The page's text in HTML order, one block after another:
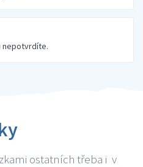
nepotvrdíte.
ostatních třeba i v